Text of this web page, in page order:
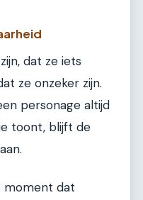
dat ze iets
ze onzeker zijn.
personage altijd
toont, blijft de
moment dat